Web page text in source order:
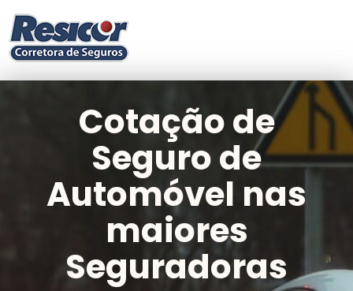
Cotação de
Seguro de
Automóvel nas
maiores
Seguradoras